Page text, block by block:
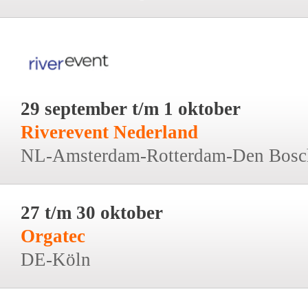
29 september t/m 1 oktober
Riverevent Nederland
NL-Amsterdam-Rotterdam-Den
27 t/m 30 oktober
Orgatec
DE-Köln